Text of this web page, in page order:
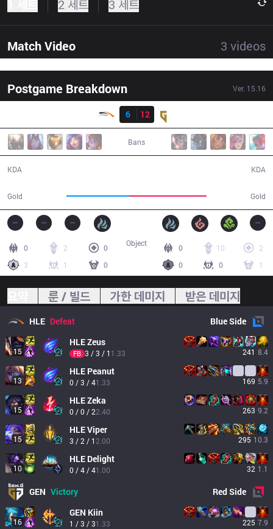
2 세트 3 세트
Match Video 3 videos
Postgame Breakdown Ver. 15.16
6
12
Bans
KDA
Gold Gold
KDA
0 2
0
3
1 0
0 10
2
0
0 1
Object
룬 / 빌드 가한 데미지 받은 데미지
HLE Defeat BlueSide
15
HLEZeus
FB 3 / 3 / 1 1.33 241 8.4
13
HLE Peanut
0 / 3 / 41.33 169 5.9
15
HLEZeka
0 / 0 / 22.40 263 9.2
15
HLEViper
3 / 2 / 1 2.00 295 10.3
10
HLE Delight
0 / 4 / 41.00 32 1.1
GEN Victory RedSide
16
GEN Kiin
1 / 3 / 31.33 225 7.9